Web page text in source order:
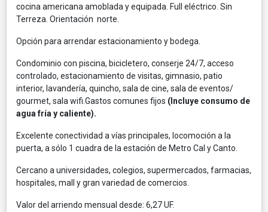
cocina americana amoblada y equipada. Full eléctrico. Sin
Terreza. Orientación norte.
Opción para arrendar estacionamiento y bodega.
Condominio con piscina, bicicletero, conserje 24/7, acceso
controlado, estacionamiento de visitas, gimnasio, patio
interior, lavandería, quincho, sala de cine, sala de eventos/
gourmet, sala wifi.Gastos comunes fijos (Incluye consumo de
agua fría y caliente).
Excelente conectividad a vías principales, locomoción a la
puerta, a sólo 1 cuadra de la estación de Metro Cal y Canto.
Cercano a universidades, colegios, supermercados, farmacias,
hospitales, mall y gran variedad de comercios.
Valor del arriendo mensual desde: 6,27 UF.